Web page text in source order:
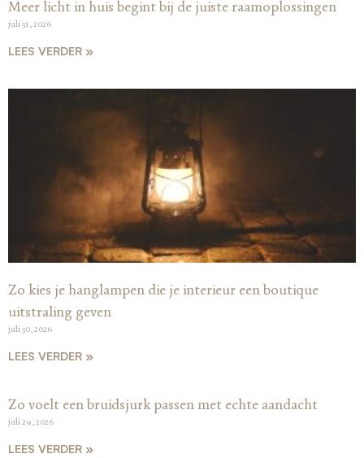
Meer licht in huis begint bij de juiste raamoplossingen
juli 31, 2026
LEES VERDER »
Zo kies je hanglampen die je interieur een boutique
uitstraling geven
juli 30, 2026
LEES VERDER »
Zo voelt een bruidsjurk passen met echte aandacht
juli 29, 2026
LEES VERDER »